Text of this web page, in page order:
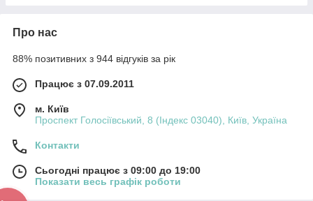
Про нас
88% позитивних з 944 відгуків за рік
Працює з 07.09.2011
м. Київ
Проспект Голосіївський, 8 (Індекс 03040), Київ, Україна
Контакти
Сьогодні працює з 09:00 до 19:00
Показати весь графік роботи